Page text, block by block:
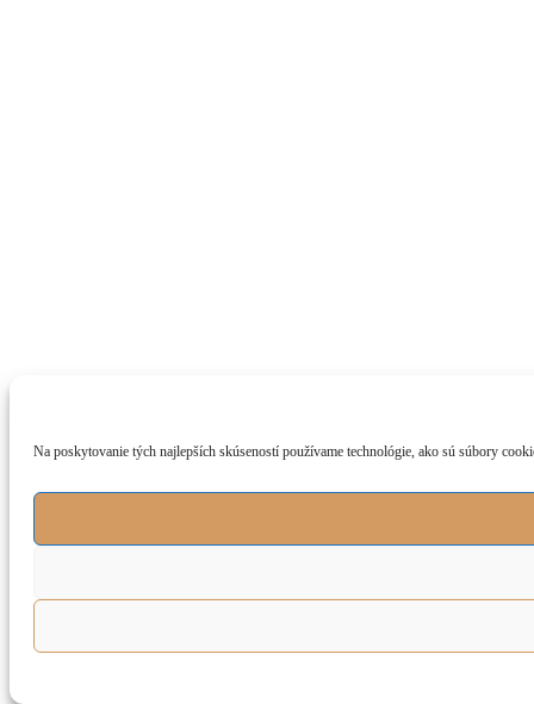
Na poskytovanie tých najlepších skúseností používame technológie, ako sú súbory